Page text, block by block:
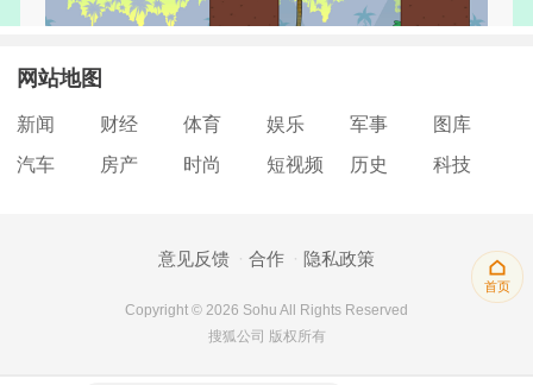
首页
网站地图
新闻 财经 体育 娱乐 军事
图库
汽车
房产 时尚 短视频 历史 科技
意见反馈 合作 隐私政策
Copyright © 2026 Sohu All Rights Reserved
搜狐公司 版权所有